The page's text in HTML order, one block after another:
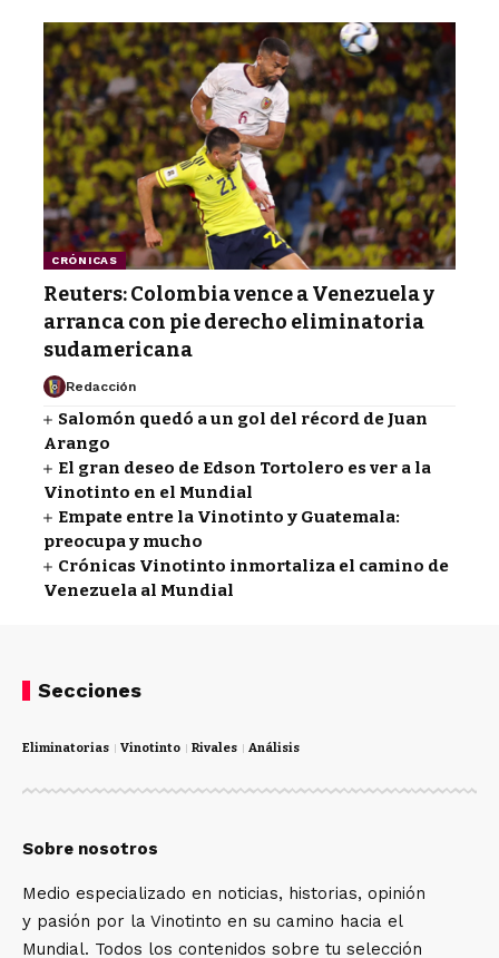
CRÓNICAS
Reuters: Colombia vence a Venezuela y
arranca con pie derecho eliminatoria
sudamericana
Redacción
Salomón quedó a un gol del récord de Juan
Arango
El gran deseo de Edson Tortolero es ver a la
Vinotinto en el Mundial
Empate entre la Vinotinto y Guatemala:
preocupa y mucho
Crónicas Vinotinto inmortaliza el camino de
Venezuela al Mundial
Secciones
Eliminatorias Vinotinto Rivales Análisis
Sobre nosotros
Medio especializado en noticias, historias, opinión
y pasión por la Vinotinto en su camino hacia el
Mundial. Todos los contenidos sobre tu selección